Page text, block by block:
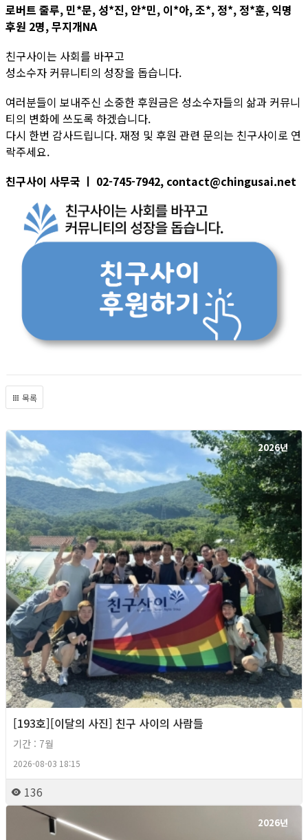
로버트 줄루, 민*문, 성*진, 안*민, 이*아, 조*, 정*, 정*훈, 익명
후원 2명, 무지개NA
친구사이는 사회를 바꾸고
성소수자 커뮤니티의 성장을 돕습니다.
여러분들이 보내주신 소중한 후원금은 성소수자들의 삶과 커뮤니
티의 변화에 쓰도록 하겠습니다.
다시 한번 감사드립니다. 재정 및 후원 관련 문의는 친구사이로 연
락주세요.
친구사이 사무국 ㅣ 02-745-7942, contact@chingusai.net
목록
2026년
[193호][이달의 사진] 친구 사이의 사람들
기간 : 7월
2026-08-03 18:15
136
2026년